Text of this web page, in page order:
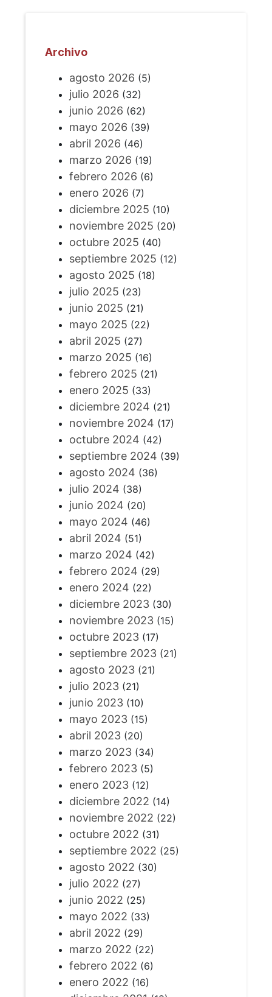
Archivo
agosto 2026 (5)
julio 2026 (32)
junio 2026 (62)
mayo 2026 (39)
abril 2026 (46)
marzo 2026 (19)
febrero 2026 (6)
enero 2026 (7)
diciembre 2025 (10)
noviembre 2025 (20)
octubre 2025 (40)
septiembre 2025 (12)
agosto 2025 (18)
julio 2025 (23)
junio 2025 (21)
mayo 2025 (22)
abril 2025 (27)
marzo 2025 (16)
febrero 2025 (21)
enero 2025 (33)
diciembre 2024 (21)
noviembre 2024 (17)
octubre 2024 (42)
septiembre 2024 (39)
agosto 2024 (36)
julio 2024 (38)
junio 2024 (20)
mayo 2024 (46)
abril 2024 (51)
marzo 2024 (42)
febrero 2024 (29)
enero 2024 (22)
diciembre 2023(30)
noviembre 2023(15)
octubre 2023(17)
septiembre 2023(21)
agosto 2023(21)
julio 2023(21)
junio 2023(10)
mayo 2023(15)
abril 2023(20)
marzo 2023(34)
febrero 2023(5)
enero 2023(12)
diciembre 2022 (14)
noviembre 2022 (22)
octubre 2022 (31)
septiembre 2022 (25)
agosto 2022 (30)
julio 2022 (27)
junio 2022 (25)
mayo 2022 (33)
abril 2022 (29)
marzo 2022 (22)
febrero 2022 (6)
enero 2022 (16)